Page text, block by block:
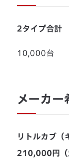
2タイプ合計
10,000台
メーカー
リトルカブ（
210,000円（